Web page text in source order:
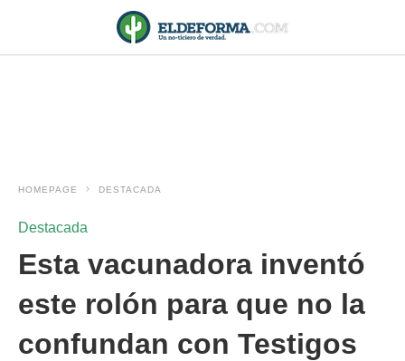
HOMEPAGE DESTACADA
Destacada
Esta vacunadora inventó
este rolón para que no la
confundan con Testigos